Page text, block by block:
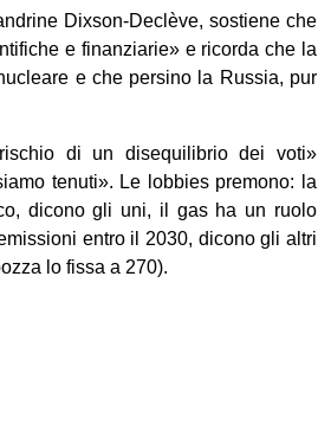
Dixson-Declève, sostiene che
e finanziarie» e ricorda che la
e che persino la Russia, pur
di un disequilibrio dei voti»
tenuti». Le lobbies premono: la
dicono gli uni, il gas ha un ruolo
entro il 2030, dicono gli altri
lo fissa a 270).